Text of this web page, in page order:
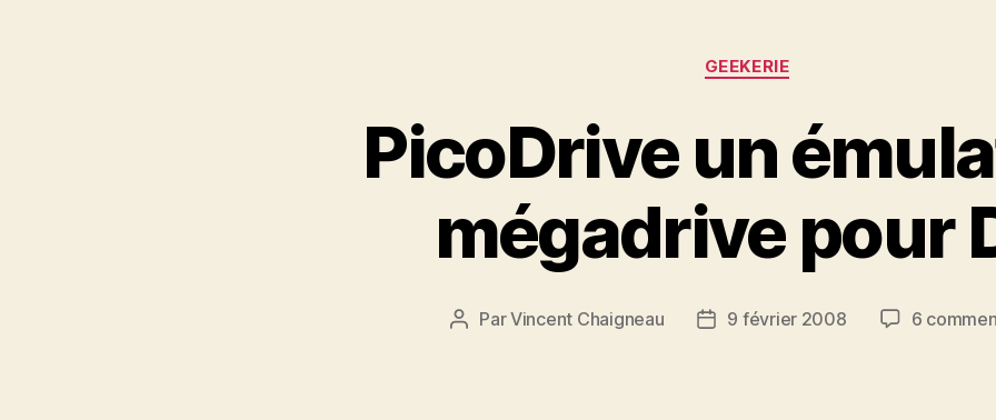
Catégories
GEEKERIE
PicoDrive un
mégadrive pour
Auteur
ParVincent Chaigneau
Date9 février 2008 6